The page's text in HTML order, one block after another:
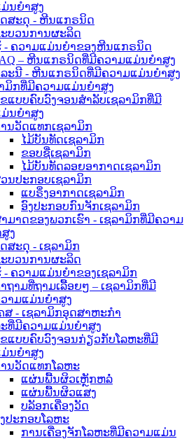
ນຍຳສູງ
ສະດຸ - ຫີນແກຣນິດ
ບວນການຜະລິດ
- ຄວາມແມ່ນຍໍາຂອງຫີນແກຣນິດ
– ຫີນແກຣນິດທີ່ມີຄວາມແມ່ນຍໍາສູງ
ະນີ - ຫີນແກຣນິດທີ່ມີຄວາມແມ່ນຍໍາສູງ
ມິກທີ່ມີຄວາມແມ່ນຍໍາສູງ
ແບບຄົບວົງຈອນສຳລັບເຊລາມິກທີ່ມີ
ນຍໍາສູງ
ນວັດແທກເຊລາມິກ
ໄມ້ບັນທັດເຊລາມິກ
ຂອບຊື່ເຊລາມິກ
ໄມ້ບັນທັດລອຍອາກາດເຊລາມິກ
ນປະກອບເຊລາມິກ
ແບຣິ່ງອາກາດເຊລາມິກ
ອົງປະກອບກົນຈັກເຊລາມິກ
ມາດຂອງພວກເຮົາ - ເຊລາມິກທີ່ມີຄວາມ
ງ
ສະດຸ - ເຊລາມິກ
ບວນການຜະລິດ
- ຄວາມແມ່ນຍຳຂອງເຊລາມິກ
ຖາມທີ່ຖາມເລື້ອຍໆ – ເຊລາມິກທີ່ມີ
າມແມ່ນຍຳສູງ
ສ - ເຊລາມິກອຸດສາຫະກຳ
ທີ່ມີຄວາມແມ່ນຍໍາສູງ
ແບບຄົບວົງຈອນກ່ຽວກັບໂລຫະທີ່ມີ
ນຍໍາສູງ
ນວັດແທກໂລຫະ
ແຜ່ນພື້ນຜິວເຫຼັກຫລໍ່
ແຜ່ນພື້ນຜິວແສງ
ບລັອກເຄື່ອງວັດ
ປະກອບໂລຫະ
ການເຄື່ອງຈັກໂລຫະທີ່ມີຄວາມແມ່ນ